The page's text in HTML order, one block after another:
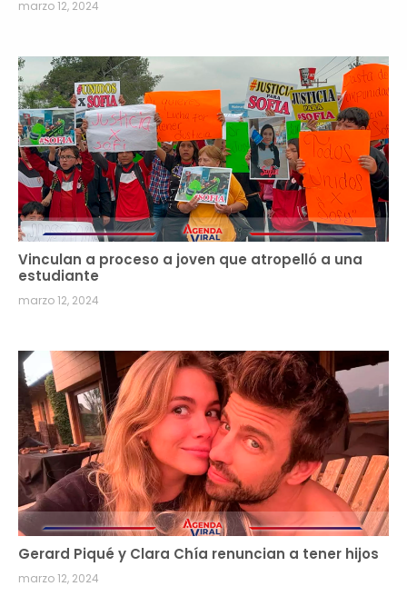
marzo 12, 2024
Vinculan a proceso a joven que atropelló a una
estudiante
marzo 12, 2024
Gerard Piqué y Clara Chía renuncian a tener hijos
marzo 12, 2024